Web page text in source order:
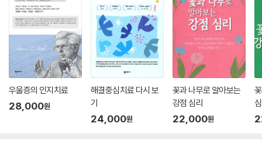
우울증의 인지치료
28,000원
해결중심치료 다시 보
기
24,000원
꽃과 나무로 알아보는
강점 심리
22,000원